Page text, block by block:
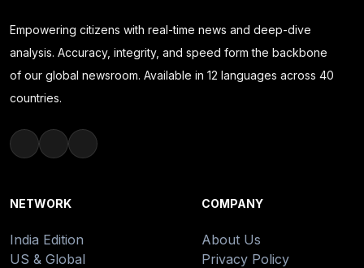
Empowering citizens with real-time news and deep-dive
analysis. Accuracy, integrity, and speed form the backbone
of our global newsroom. Available in 12 languages across 40
countries.
NETWORK
India Edition
US & Global
COMPANY
About Us
Privacy Policy